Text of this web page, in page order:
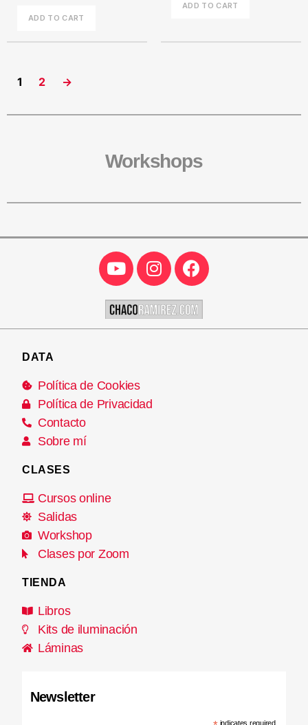
ADD TO CART
ADD TO CART
1 2 →
Workshops
DATA
Política de Cookies
Política de Privacidad
Contacto
Sobre mí
CLASES
Cursos online
Salidas
Workshop
Clases por Zoom
TIENDA
Libros
Kits de iluminación
Láminas
Newsletter
indicates required